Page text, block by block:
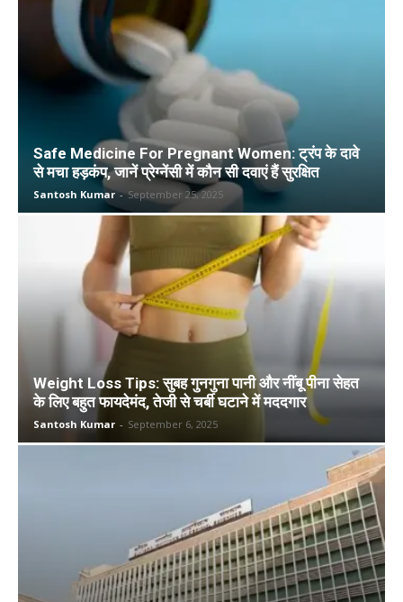
Safe Medicine For Pregnant Women: ट्रंप के दावे
से मचा हड़कंप, जानें प्रेग्नेंसी में कौन सी दवाएं हैं सुरक्षित
Santosh Kumar - September 25, 2025
Weight Loss Tips: सुबह गुनगुना पानी और नींबू पीना सेहत
के लिए बहुत फायदेमंद, तेजी से चर्बी घटाने में मददगार
Santosh Kumar - September 6, 2025